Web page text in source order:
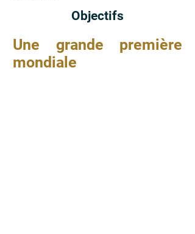
Objectifs
Une grande première
mondiale